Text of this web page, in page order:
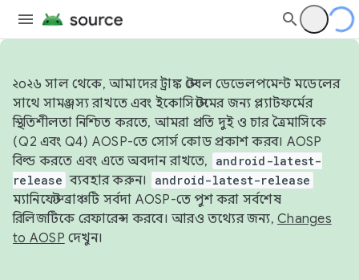
২০২৬ সাল থেকে, আমাদের ট্রাঙ্ক স্টেবল ডেভেলপমেন্ট মডেলের
সাথে সামঞ্জস্য রাখতে এবং ইকোসিস্টেমের জন্য প্ল্যাটফর্মের
স্থিতিশীলতা নিশ্চিত করতে, আমরা প্রতি দুই ও চার ত্রৈমাসিকে
(Q2 এবং Q4) AOSP-তে সোর্স কোড প্রকাশ করব। AOSP
বিল্ড করতে এবং এতে অবদান রাখতে,
android-latest-
release ব্যবহার করুন। android-latest-release
ম্যানিফেস্ট ব্রাঞ্চটি সর্বদা AOSP-তে পুশ করা সর্বশেষ
রিলিজটিকে রেফারেন্স করবে। আরও তথ্যের জন্য, Changes
to AOSP দেখুন।